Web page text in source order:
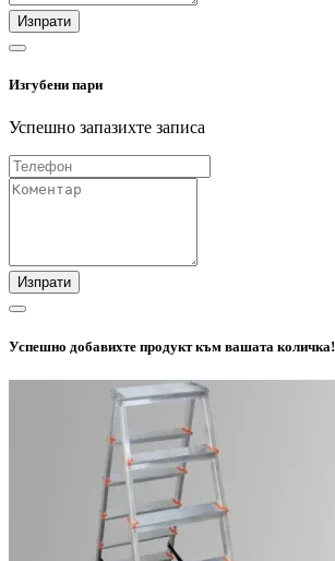
Изпрати
Изгубени пари
Успешно запазихте записа
Изпрати
Успешно добавихте продукт към вашата количка!